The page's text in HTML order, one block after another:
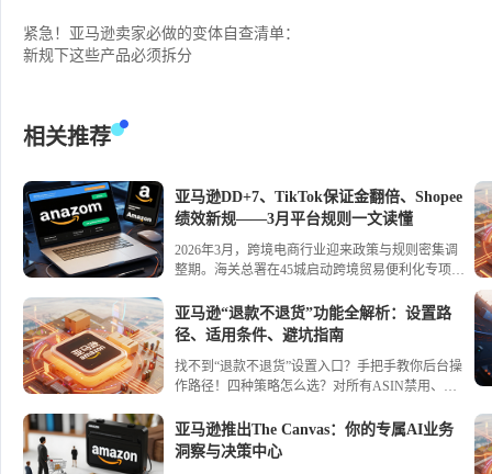
紧急！亚马逊卖家必做的变体自查清单：
新规下这些产品必须拆分
相关推荐
亚马逊DD+7、TikTok保证金翻倍、Shopee
绩效新规——3月平台规则一文读懂
2026年3月，跨境电商行业迎来政策与规则密集调
整期。海关总署在45城启动跨境贸易便利化专项行
级；全国首票“TIR+保税”模式落地，西安开通多式
联运直达中亚新通道。平台方面，亚马逊推行
站保证金翻倍并上线账号健康评分；Shopee新加坡
站商城新绩效规则生效。进口监管转向前置清退，
个，对加拿大油菜籽、日本加拿大卤化丁基橡胶开
征反倾销税。
亚马逊“退款不退货”功能全解析：设置路
径、适用条件、避坑指南
找不到“退款不退货”设置入口？手把手教你后台操
作路径！四种策略怎么选？对所有ASIN禁用、为
配——一文讲透优缺点。附低货值/中价商品开启
建议、部分退款折中方案，让退货成本可控，利润
亚马逊推出The Canvas：你的专属AI业务
洞察与决策中心